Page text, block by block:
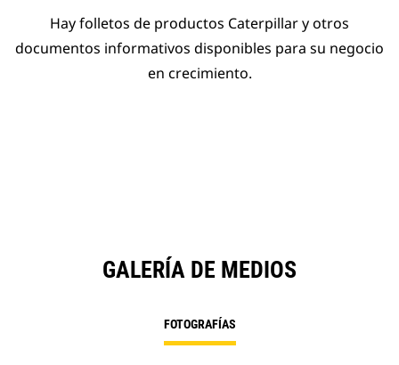
Hay folletos de productos Caterpillar y otros
documentos informativos disponibles para su negocio
en crecimiento.
GALERÍA DE MEDIOS
FOTOGRAFÍAS